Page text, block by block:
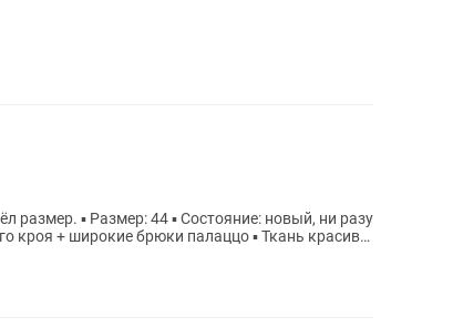
новый, ни разу
кроя + широкие брюки палаццо ▪️ Ткань красиво